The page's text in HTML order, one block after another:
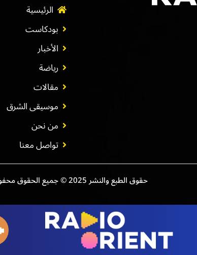
الرئيسية
بودكاست
الأخبار
رياضة
مقالات
موسيقى الشرق
من نحن
تواصل معنا
حقوق الطبع والنشر 2025 © جميع الحقوق محفوظة. التصميم بواسطة